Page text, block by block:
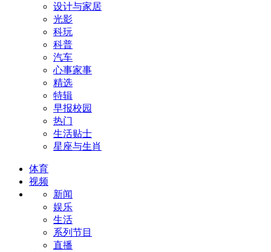
设计与家居
光影
科玩
科普
汽车
心事家事
精选
特辑
早报校园
热门
生活贴士
星座与生肖
体育
视频
新闻
娱乐
生活
系列节目
直播